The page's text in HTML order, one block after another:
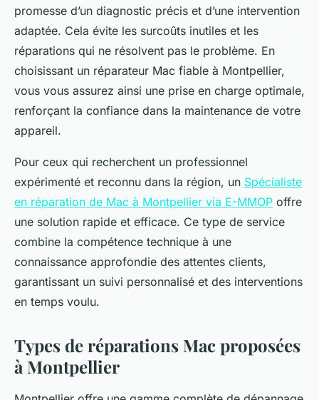
promesse d’un diagnostic précis et d’une intervention
adaptée. Cela évite les surcoûts inutiles et les
réparations qui ne résolvent pas le problème. En
choisissant un réparateur Mac fiable à Montpellier,
vous vous assurez ainsi une prise en charge optimale,
renforçant la confiance dans la maintenance de votre
appareil.
Pour ceux qui recherchent un professionnel
expérimenté et reconnu dans la région, un Spécialiste
en réparation de Mac à Montpellier via E-MMOP offre
une solution rapide et efficace. Ce type de service
combine la compétence technique à une
connaissance approfondie des attentes clients,
garantissant un suivi personnalisé et des interventions
en temps voulu.
Types de réparations Mac proposées
à Montpellier